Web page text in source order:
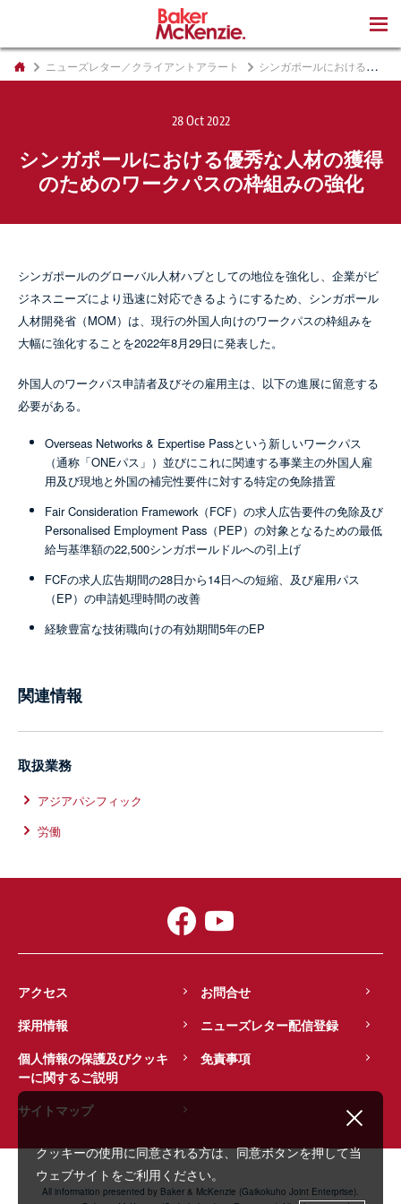
ニューズレター／クライアントアラート シンガポールにおける優秀な人材の獲得のためのワークパスの枠組みの強化
28 Oct 2022
シンガポールにおける優秀な人材の獲得
のためのワークパスの枠組みの強化
シンガポールのグローバル人材ハブとしての地位を強化し、企業がビ
ジネスニーズにより迅速に対応できるようにするため、シンガポール
人材開発省（MOM）は、現行の外国人向けのワークパスの枠組みを
大幅に強化することを2022年8月29日に発表した。
外国人のワークパス申請者及びその雇用主は、以下の進展に留意する
必要がある。
Overseas Networks & Expertise Passという新しいワークパス
（通称「ONEパス」）並びにこれに関連する事業主の外国人雇
用及び現地と外国の補完性要件に対する特定の免除措置
Fair Consideration Framework（FCF）の求人広告要件の免除及び
Personalised Employment Pass（PEP）の対象となるための最低
給与基準額の22,500シンガポールドルへの引上げ
FCFの求人広告期間の28日から14日への短縮、及び雇用パス
（EP）の申請処理時間の改善
経験豊富な技術職向けの有効期間5年のEP
関連情報
取扱業務
アジアパシフィック
労働
アクセス
お問合せ
採用情報
ニューズレター配信登録
個人情報の保護及びクッキ
ーに関するご説明
免責事項
サイトマップ
All information presented by Baker & McKenzie (Gaikokuho Joint Enterprise).
クッキーの使用に同意される方は、同意ボタンを押して当
ウェブサイトをご利用ください。